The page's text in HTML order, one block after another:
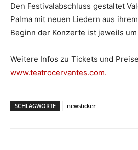
Den Festivalabschluss gestaltet
Palma mit neuen Liedern aus
Beginn der Konzerte ist jeweils
Weitere Infos zu Tickets und
www.teatrocervantes.com.
SCHLAGWORTE newsticker